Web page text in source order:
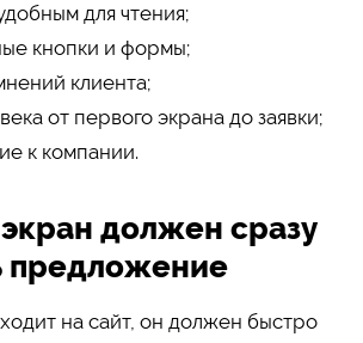
для чтения;
кнопки и формы;
клиента;
от первого экрана до заявки;
к компании.
должен сразу
предложение
на сайт, он должен быстро